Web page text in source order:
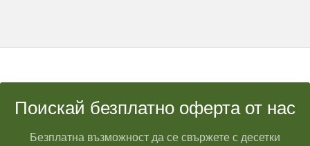
Поискай безплатно оферта от нас
Безплатна възможност да се свържете с десетки